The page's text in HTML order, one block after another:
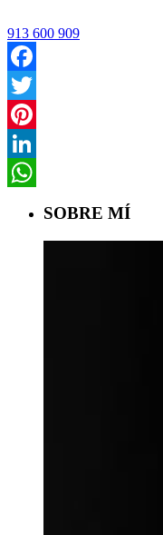
913 600 909
Facebook
Twitter
Pinterest
LinkedIn
SOBRE MÍ